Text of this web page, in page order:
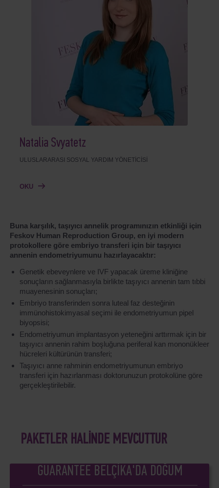
Natalia Svyatetz
ULUSLARARASI SOSYAL YARDIM YÖNETICISI
OKU
Buna karşılık, taşıyıcı annelik programınızın etkinliği için
Feskov Human Reproduction Group, en iyi modern
protokollere göre embriyo transferi için bir taşıyıcı
annenin endometriyumunu hazırlayacaktır:
Genetik ebeveynlere ve IVF yapacak üreme kliniğine
sonuçların sağlanmasıyla birlikte taşıyıcı annenin tam tıbbi
muayenesinin sonuçları;
Embriyo transferinden sonra luteal faz desteğinin
immünohistokimyasal seçimi ile endometriyumun pipel
biyopsisi;
Endometriyumun implantasyon yeteneğini arttırmak için bir
taşıyıcı annenin rahim boşluğuna periferal kan mononükleer
hücreleri kültürünün transferi;
Taşıyıcı anne rahminin endometriyumunun embriyo
transferi için hazırlanması doktorunuzun protokolüne göre
gerçekleştirilebilir.
PAKETLER HALINDE MEVCUTTUR
GUARANTEE BELÇIKA'DA DOĞUM